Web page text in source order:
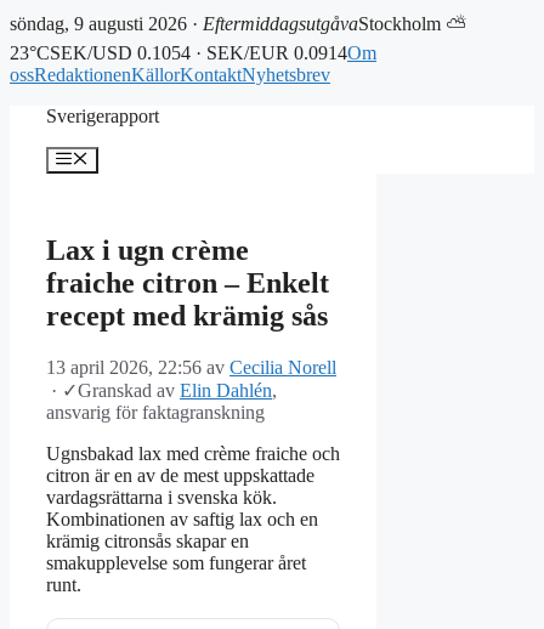
söndag, 9 augusti 2026 · EftermiddagsutgåvaStockholm ⛅
23°CSEK/USD 0.1054 · SEK/EUR 0.0914Om
ossRedaktionenKällorKontaktNyhetsbrev
Sverigerapport
Meny
Lax i ugn crème
fraiche citron – Enkelt
recept med krämig sås
13 april 2026, 22:56 av Cecilia Norell
· ✓Granskad av Elin Dahlén,
ansvarig för faktagranskning
Ugnsbakad lax med crème fraiche och
citron är en av de mest uppskattade
vardagsrättarna i svenska kök.
Kombinationen av saftig lax och en
krämig citronsås skapar en
smakupplevelse som fungerar året
runt.